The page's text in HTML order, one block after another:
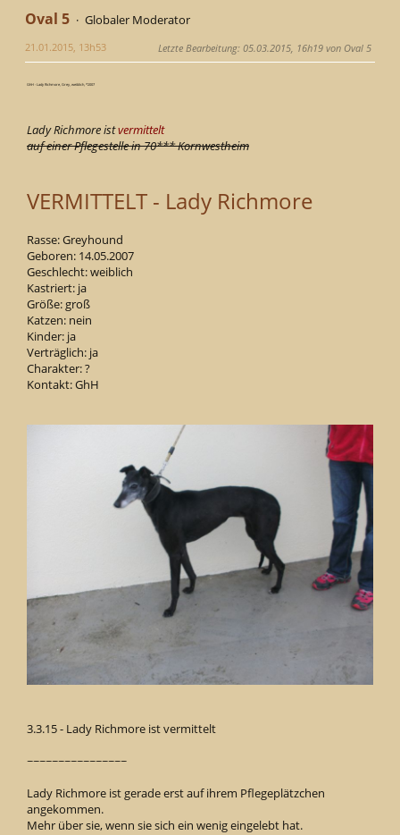
Oval 5 Globaler Moderator
21.01.2015, 13h53 Letzte Bearbeitung: 05.03.2015, 16h19 von Oval 5
GhH - Lady Richmore, Grey, weiblich, *2007
Lady Richmore istvermittelt
auf einer Pflegestelle in 70*** Kornwestheim
VERMITTELT - Lady Richmore
Rasse: Greyhound
Geboren: 14.05.2007
Geschlecht: weiblich
Kastriert: ja
Größe: groß
Katzen: nein
Kinder: ja
Verträglich: ja
Charakter: ?
Kontakt: GhH
3.3.15 - Lady Richmore ist vermittelt
~~~~~~~~~~~~~~~~
Lady Richmore ist gerade erst auf ihrem Pflegeplätzchen
angekommen.
Mehr über sie, wenn sie sich ein wenig eingelebt hat.